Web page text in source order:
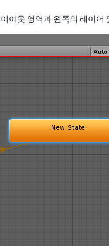
아웃 영역과 왼쪽의 레이어